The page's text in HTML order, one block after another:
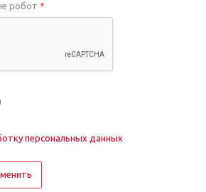
робот *
персональных данных